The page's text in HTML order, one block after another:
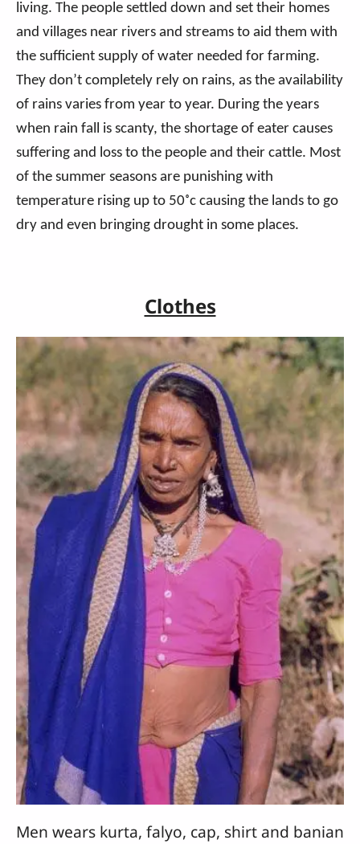
living. The people settled down and set their homes
and villages near rivers and streams to aid them with
the sufficient supply of water needed for farming.
They don’t completely rely on rains, as the availability
of rains varies from year to year. During the years
when rain fall is scanty, the shortage of eater causes
suffering and loss to the people and their cattle. Most
of the summer seasons are punishing with
temperature rising up to 50˚c causing the lands to go
dry and even bringing drought in some places.
Clothes
Men wears kurta, falyo, cap, shirt and banian